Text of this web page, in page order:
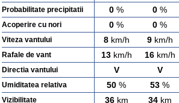
Probabilitate precipitatii 0 % 0 %
Acoperire cu nori 0 % 0 %
Viteza vantului 8km/h 9km/h
Rafale de vant 13km/h 16km/h
Directia vantului V V
Umiditatea relativa 50 % 53 %
Vizibilitate 36km 34km